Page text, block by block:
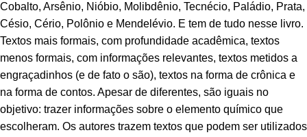
Cobalto, Arsênio, Nióbio, Molibdênio, Tecnécio, Paládio, Prata,
Césio, Cério, Polônio e Mendelévio. E tem de tudo nesse livro.
Textos mais formais, com profundidade acadêmica, textos
menos formais, com informações relevantes, textos metidos a
engraçadinhos (e de fato o são), textos na forma de crônica e
na forma de contos. Apesar de diferentes, são iguais no
objetivo: trazer informações sobre o elemento químico que
escolheram. Os autores trazem textos que podem ser utilizados